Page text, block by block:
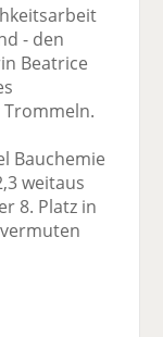
- den
Beatrice
Bauchemie
weitaus
8. Platz in